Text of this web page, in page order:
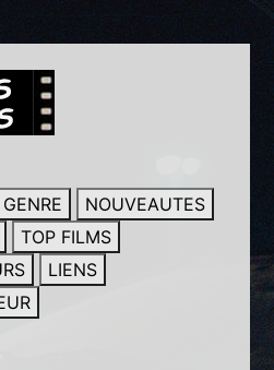
GENRE
NOUVEAUTES
TOP FILMS
LIENS